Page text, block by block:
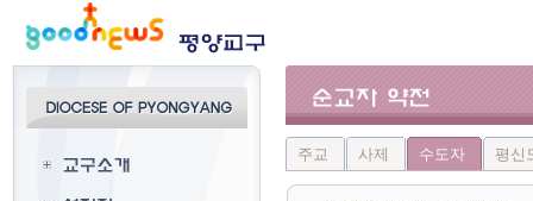
주교 사제 수도자 평신